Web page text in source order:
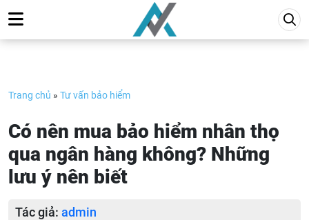
to
content
Trang chủ » Tư vấn bảo hiểm
Có nên mua bảo hiểm nhân thọ
qua ngân hàng không? Những
lưu ý nên biết
Tác giả: admin